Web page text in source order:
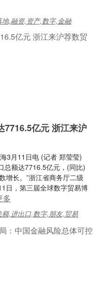
地,融资,资产,数字,金融
7716.5亿元 浙江来沪
3月11日电 (记者 郑莹莹)
总额达7716.5亿元，(同比)
增长。”浙江省商务厅二级
日，第三届全球数字贸易博
额,进出口,数字,朋友,贸易